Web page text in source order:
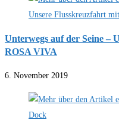
Unterwegs auf der Seine –
ROSA VIVA
6. November 2019